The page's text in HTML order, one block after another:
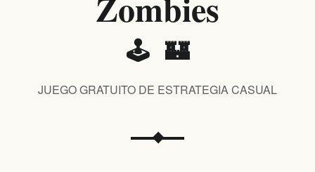
🕹️ 🏰
JUEGO GRATUITO DE ESTRATEGIA CASUAL